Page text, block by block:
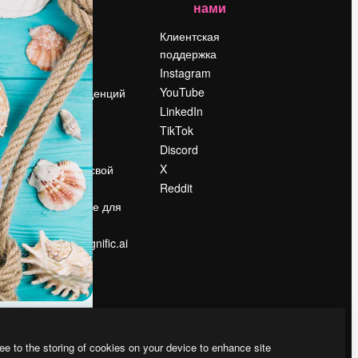
Цены
О нас
Reviews
Вакансии
Поиск тенденций
Блог
События
Slidesgo
Продайте свой
контент
Помещение для
прессы
Ищете magnific.ai
нами
Клиентская
поддержка
Instagram
YouTube
LinkedIn
TikTok
Discord
X
Reddit
to the storing of cookies on your device to enhance site